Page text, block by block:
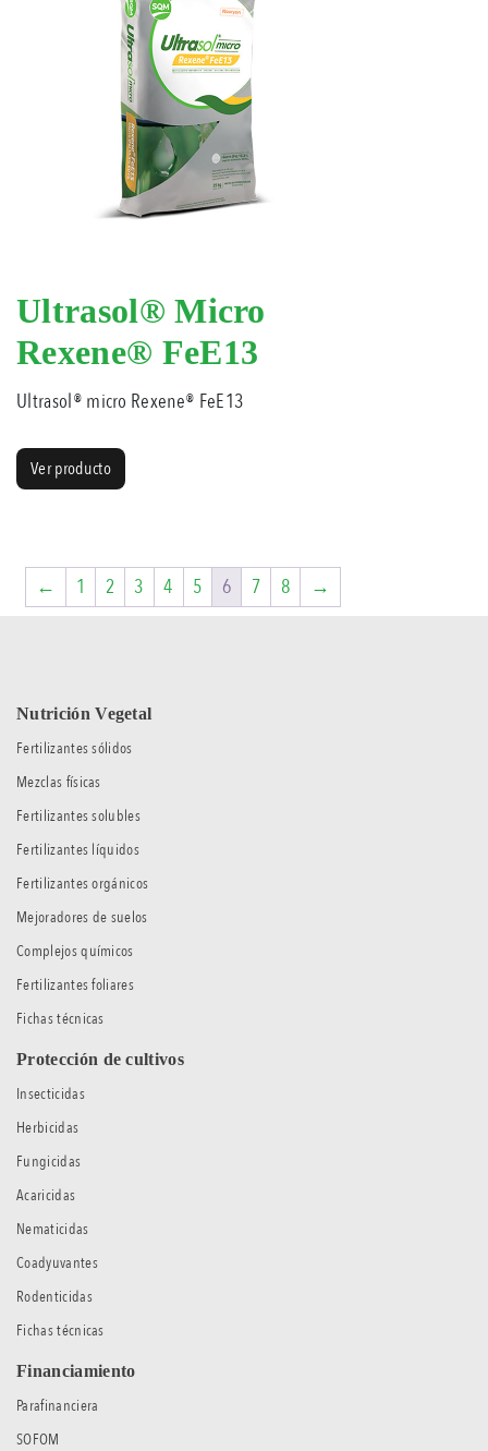
Ultrasol® Micro
Rexene® FeE13
Ultrasol® micro Rexene® FeE13
Ver producto
← 1 2 3 4 5 6 7 8 →
Nutrición Vegetal
Fertilizantes sólidos
Mezclas físicas
Fertilizantes solubles
Fertilizantes líquidos
Fertilizantes orgánicos
Mejoradores de suelos
Complejos químicos
Fertilizantes foliares
Fichas técnicas
Protección de cultivos
Insecticidas
Herbicidas
Fungicidas
Acaricidas
Nematicidas
Coadyuvantes
Rodenticidas
Fichas técnicas
Financiamiento
Parafinanciera
SOFOM